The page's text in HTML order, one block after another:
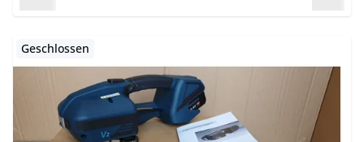
Geschlossen